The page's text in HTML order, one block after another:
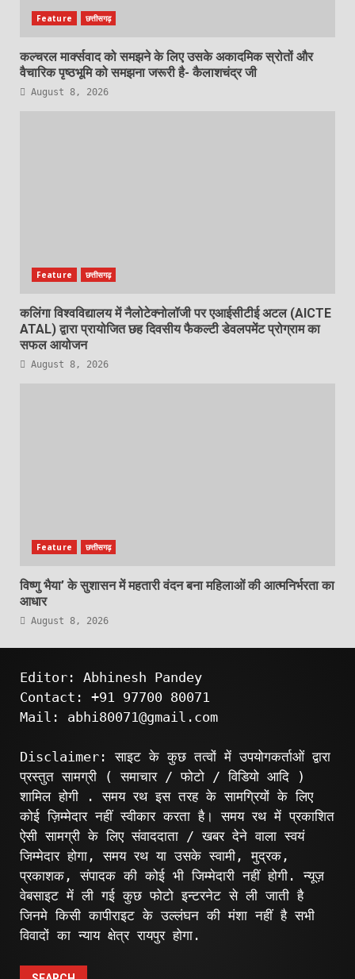
Feature छत्तीसगढ़
कल्चरल मार्क्सवाद को समझने के लिए उसके अकादमिक स्रोतों और
वैचारिक पृष्ठभूमि को समझना जरूरी है- कैलाशचंद्र जी
August 8, 2026
Feature छत्तीसगढ़
कलिंगा विश्वविद्यालय में नैलोटेक्नोलॉजी पर एआईसीटीई अटल (AICTE
ATAL) द्वारा प्रायोजित छह दिवसीय फैकल्टी डेवलपमेंट प्रोग्राम का
सफल आयोजन
August 8, 2026
Feature छत्तीसगढ़
विष्णु भैया’ के सुशासन में महतारी वंदन बना महिलाओं की आत्मनिर्भरता का
आधार
August 8, 2026
Editor: Abhinesh Pandey
Contact: +91 97700 80071
Mail: abhi80071@gmail.com
Disclaimer: साइट के कुछ तत्वों में उपयोगकर्ताओं द्वारा
प्रस्तुत सामग्री ( समाचार / फोटो / विडियो आदि )
शामिल होगी . समय रथ इस तरह के सामग्रियों के लिए
कोई ज़िम्मेदार नहीं स्वीकार करता है। समय रथ में प्रकाशित
ऐसी सामग्री के लिए संवाददाता / खबर देने वाला स्वयं
जिम्मेदार होगा, समय रथ या उसके स्वामी, मुद्रक,
प्रकाशक, संपादक की कोई भी जिम्मेदारी नहीं होगी. न्यूज़
वेबसाइट में ली गई कुछ फोटो इन्टरनेट से ली जाती है
जिनमे किसी कापीराइट के उल्लंघन की मंशा नहीं है सभी
विवादों का न्याय क्षेत्र रायपुर होगा.